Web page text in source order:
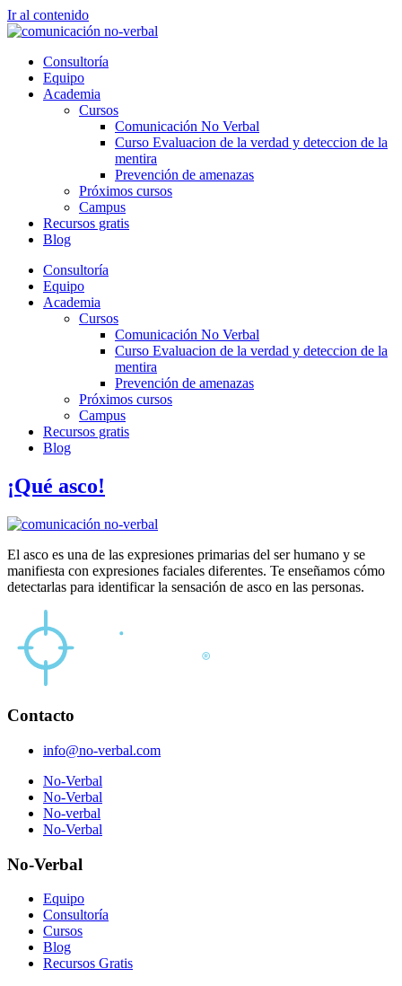
Ir al contenido
Consultoría
Equipo
Academia
Cursos
Comunicación No Verbal
Curso Evaluacion de la verdad y deteccion de la
mentira
Prevención de amenazas
Próximos cursos
Campus
Recursos gratis
Blog
Consultoría
Equipo
Academia
Cursos
Comunicación No Verbal
Curso Evaluacion de la verdad y deteccion de la
mentira
Prevención de amenazas
Próximos cursos
Campus
Recursos gratis
Blog
¡Qué asco!
El asco es una de las expresiones primarias del ser humano y se
manifiesta con expresiones faciales diferentes. Te enseñamos cómo
detectarlas para identificar la sensación de asco en las personas.
Contacto
info@no-verbal.com
No-Verbal
No-Verbal
No-verbal
No-Verbal
No-Verbal
Equipo
Consultoría
Cursos
Blog
Recursos Gratis